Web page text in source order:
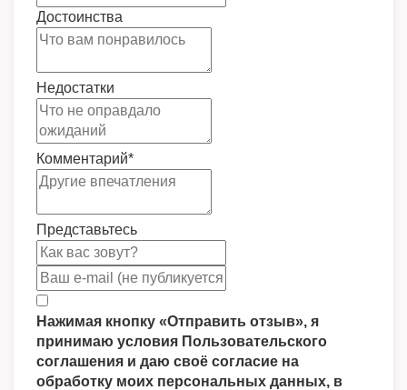
Достоинства
Недостатки
Комментарий*
Представьтесь
Нажимая кнопку «Отправить отзыв», я
принимаю условия Пользовательского
соглашения и даю своё согласие на
обработку моих персональных данных, в